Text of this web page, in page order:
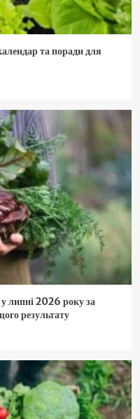
та поради для
липні 2026 року за
результату